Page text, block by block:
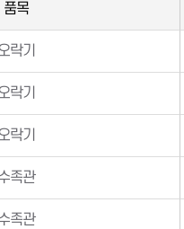
품목
락기
락기
락기
족관
족관